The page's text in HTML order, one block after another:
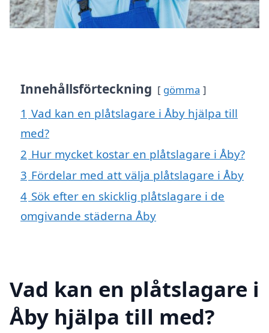
Innehållsförteckning gömma
1 Vad kan en plåtslagare i Åby hjälpa till
med?
2 Hur mycket kostar en plåtslagare i Åby?
3 Fördelar med att välja plåtslagare i Åby
4 Sök efter en skicklig plåtslagare i de
omgivande städerna Åby
Vad kan en plåtslagare i
Åby hjälpa till med?